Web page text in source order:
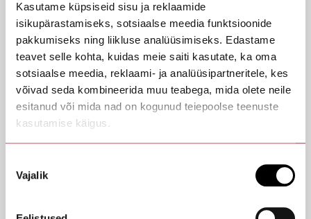
Kasutame küpsiseid sisu ja reklaamide
isikupärastamiseks, sotsiaalse meedia funktsioonide
pakkumiseks ning liikluse analüüsimiseks. Edastame
teavet selle kohta, kuidas meie saiti kasutate, ka oma
sotsiaalse meedia, reklaami- ja analüüsipartneritele, kes
võivad seda kombineerida muu teabega, mida olete neile
esitanud või mida nad on kogunud teiepoolse teenuste
kasutamise käigus.
valik
Vajalik
Ametlik Audi esindus Lõuna-Eestis
Sepa 24B, 50113, Tartu
audi@aastaauto.ee
Lahtiolekuajad
Esmaspäev
08.00 - 18.00
Kolmapäev
Reede